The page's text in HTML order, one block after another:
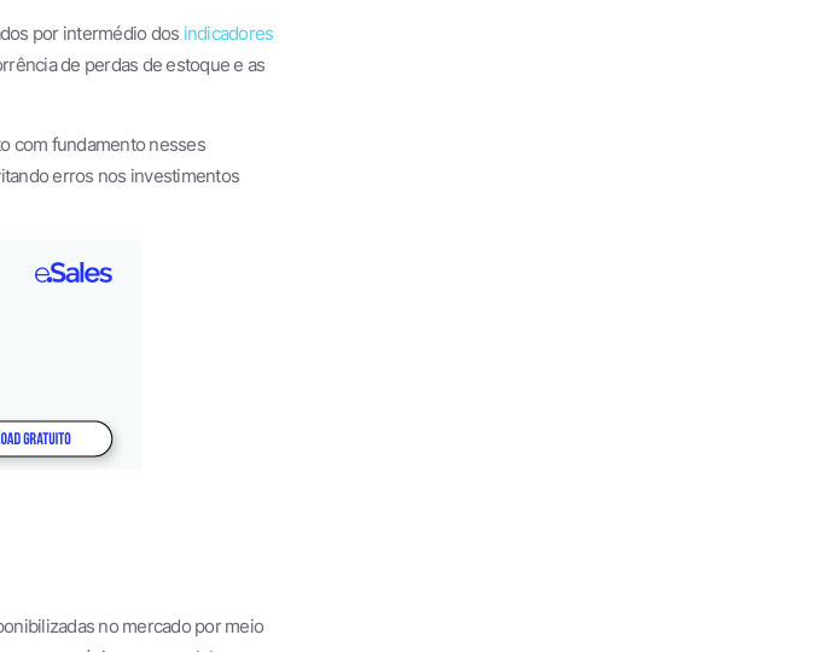
por intermédio dos indicadores
de perdas de estoque e as
com fundamento nesses
erros nos investimentos
no mercado por meio